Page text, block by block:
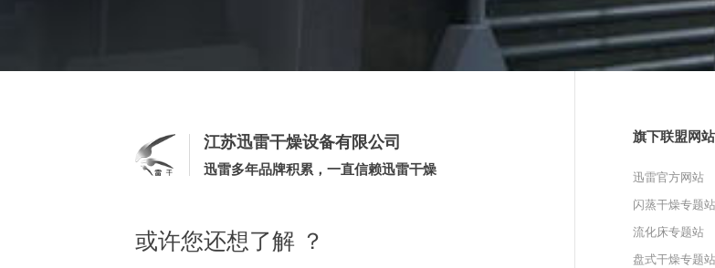
江苏迅雷干燥设备有限公司
迅雷多年品牌积累，一直信赖迅雷干燥
或许您还想了解 ？
旗下联盟网站
迅雷官方网站
闪蒸干燥专题站
流化床专题站
盘式干燥专题站